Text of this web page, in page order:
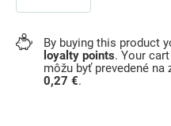
By buying this product
loyalty points. Your
môžu byť prevedené
0,27 €.